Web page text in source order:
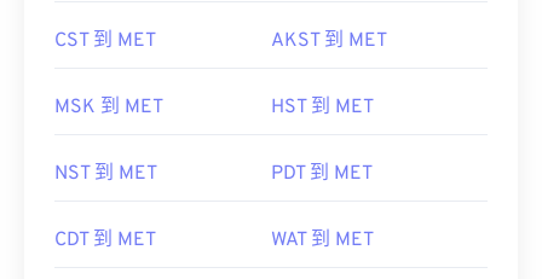
CST 到 MET AKST 到 MET
MSK 到 MET HST 到 MET
NST 到 MET PDT 到 MET
CDT 到 MET WAT 到 MET